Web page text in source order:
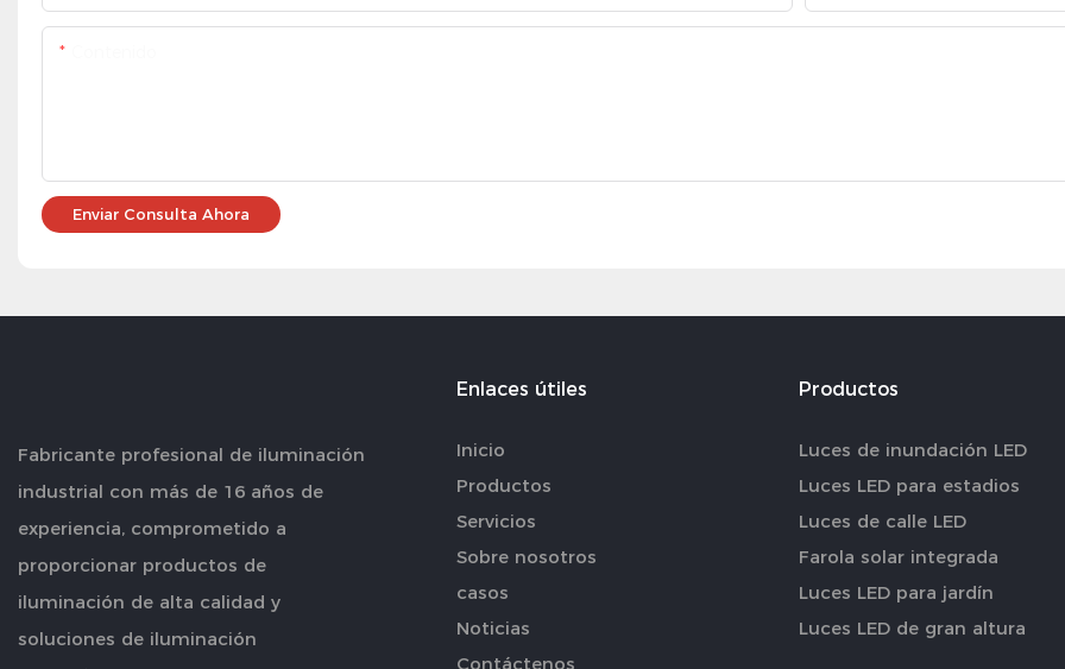
Enviar Consulta Ahora
Fabricante profesional de iluminación
industrial con más de 16 años de
experiencia, comprometido a
proporcionar productos de
iluminación de alta calidad y
soluciones de iluminación
Enlaces útiles
Inicio
Productos
Servicios
Sobre nosotros
casos
Noticias
Contáctenos
Productos
Luces de inundación LED
Luces LED para estadios
Luces de calle LED
Farola solar integrada
Luces LED para jardín
Luces LED de gran altura